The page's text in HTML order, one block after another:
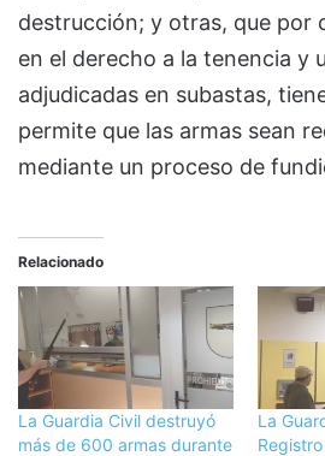
destrucción; y otras, que por
en el derecho a la tenencia y
adjudicadas en subastas,
permite que las armas sean
mediante un proceso de
Relacionado
La Guardia Civil destruyó
más de 600 armas durante
La